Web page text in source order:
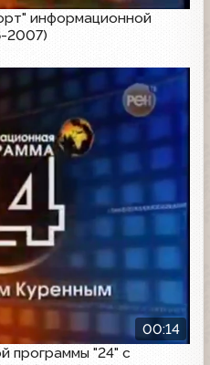
информационной
2007)
00:14
программы "24" с